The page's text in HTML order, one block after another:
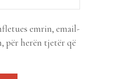
emrin, email-
për herën tjetër që